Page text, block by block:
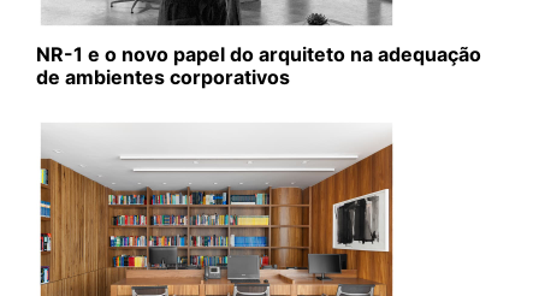
NR-1 e o novo papel do arquiteto na adequação
de ambientes corporativos